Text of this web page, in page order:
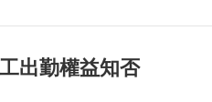
出勤權益知否